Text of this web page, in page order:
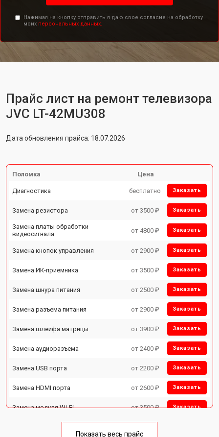
Нажимая на кнопку отправить я даю свое согласие на обработку
моих персональных данных.
Прайс лист на ремонт телевизора
JVC LT-42MU308
Дата обновления прайса: 18.07.2026
Поломка Цена
Диагностика бесплатно Заказать
Замена резистора от 3500 ₽ Заказать
Замена платы обработки
видеосигнала
от 4800 ₽ Заказать
Замена кнопок управления от 2900 ₽ Заказать
Замена ИК-приемника от 3500 ₽ Заказать
Замена шнура питания от 2500 ₽ Заказать
Замена разъема питания от 2900 ₽ Заказать
Замена шлейфа матрицы от 3900 ₽ Заказать
Замена аудиоразъема от 2400 ₽ Заказать
Замена USB порта от 2200 ₽ Заказать
Замена HDMI порта от 2600 ₽ Заказать
Замена модуля Wi-Fi от 3500 ₽ Заказать
Показать весь прайс